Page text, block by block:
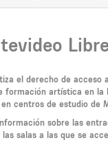
el derecho de
formación artística en la
centros de estudio de
sobre las
salas a las que se